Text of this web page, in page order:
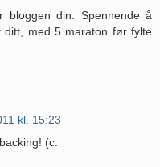
bloggen din. Spennende å
med 5 maraton før fylte
kl. 15:23
(c: